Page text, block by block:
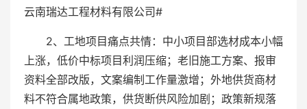
云南瑞达工程材料有限公司#
2、工地项目痛点共情：中小项目部选材成本小幅
上涨，低价中标项目利润压缩；老旧施工方案、报审
资料全部改版，文案编制工作量激增；外地供货商材
料不符合属地政策，供货断供风险加剧；政策新规落